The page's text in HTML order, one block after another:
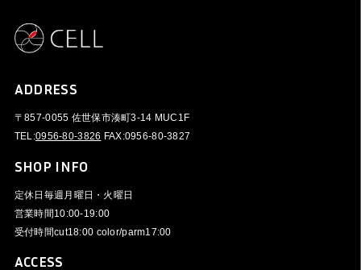
ADDRESS
〒857-0055 佐世保市湊町3-14 MUC1F
TEL:0956-80-3826 FAX:0956-80-3827
SHOP INFO
定休日 毎週月曜日・火曜日
営業時間10:00-19:00
受付時間cut18:00 color/parm17:00
ACCESS